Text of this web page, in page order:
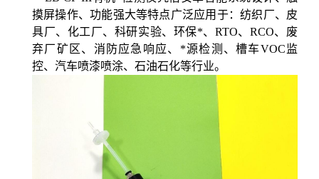
摸屏操作、功能强大等特点广泛应用于：纺织厂、皮
具厂、化工厂、 科研实验、环保*、 RTO、RCO、 废
弃厂矿区、消防应急响应、*源检测、槽车VOC监
控、汽车喷漆喷涂、石油石化等行业。